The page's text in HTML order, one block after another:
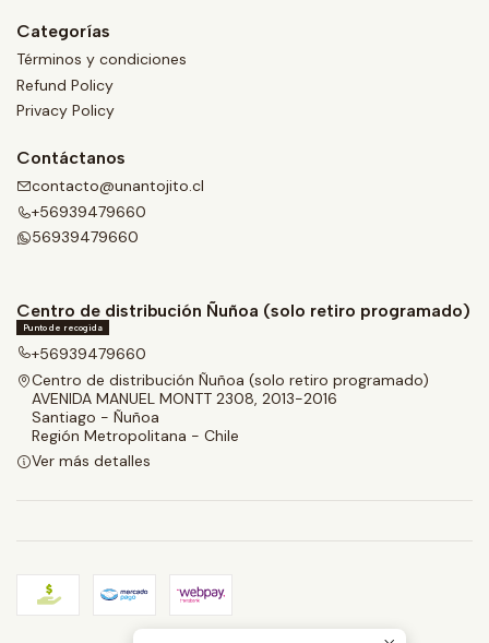
Categorías
Términos y condiciones
Refund Policy
Privacy Policy
Contáctanos
contacto@unantojito.cl
+56939479660
56939479660
Centro de distribución Ñuñoa (solo retiro programado)
Punto de recogida
+56939479660
Centro de distribución Ñuñoa (solo retiro programado)
AVENIDA MANUEL MONTT 2308, 2013-2016
Santiago - Ñuñoa
Región Metropolitana - Chile
Ver más detalles